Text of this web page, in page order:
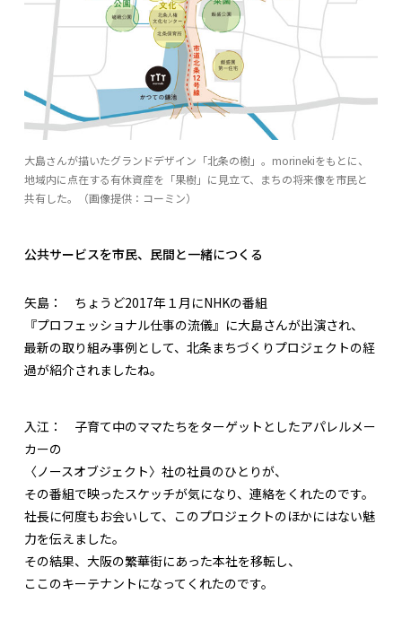
大島さんが描いたグランドデザイン「北条の樹」。morinekiをもとに、
地域内に点在する有休資産を「果樹」に見立て、まちの将来像を市民と
共有した。（画像提供：コーミン）
公共サービスを市民、民間と一緒につくる
矢島： ちょうど2017年１月にNHKの番組
『プロフェッショナル仕事の流儀』に大島さんが出演され、
最新の取り組み事例として、北条まちづくりプロジェクトの経
過が紹介されましたね。
入江： 子育て中のママたちをターゲットとしたアパレルメー
カーの
〈ノースオブジェクト〉社の社員のひとりが、
その番組で映ったスケッチが気になり、連絡をくれたのです。
社長に何度もお会いして、このプロジェクトのほかにはない魅
力を伝えました。
その結果、大阪の繁華街にあった本社を移転し、
ここのキーテナントになってくれたのです。